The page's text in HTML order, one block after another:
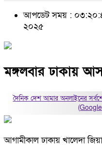
আপডেট সময় :
২০২৫
মঙ্গলবার ঢাকায়
দৈনিক দেশ আমার অনলাইনের
আগামীকাল ঢাকায় খালেদা